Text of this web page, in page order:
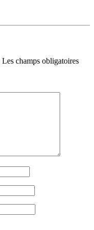
Les champs obligatoires